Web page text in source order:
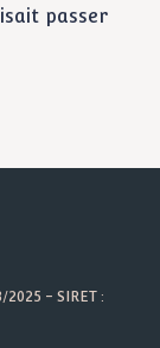
passer
- SIRET :